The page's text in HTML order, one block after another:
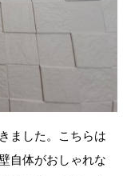
ました。こちらは
自体がおしゃれな